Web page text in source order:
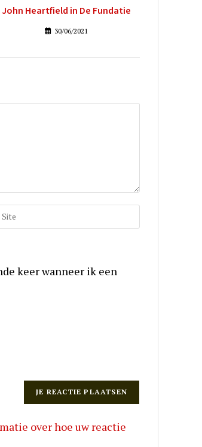
John Heartfield in De Fundatie
30/06/2021
keer wanneer ik een
over hoe uw reactie